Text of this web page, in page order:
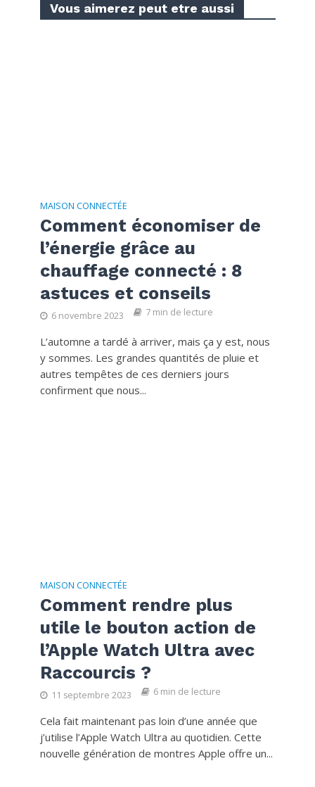
Vous aimerez peut etre aussi
MAISON CONNECTÉE
Comment économiser de
l’énergie grâce au
chauffage connecté : 8
astuces et conseils
6 novembre 2023 7 min de lecture
L’automne a tardé à arriver, mais ça y est, nous
y sommes. Les grandes quantités de pluie et
autres tempêtes de ces derniers jours
confirment que nous...
MAISON CONNECTÉE
Comment rendre plus
utile le bouton action de
l’Apple Watch Ultra avec
Raccourcis ?
11 septembre 2023 6 min de lecture
Cela fait maintenant pas loin d’une année que
j’utilise l’Apple Watch Ultra au quotidien. Cette
nouvelle génération de montres Apple offre un...